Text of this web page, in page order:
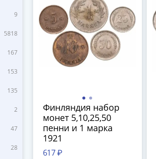
9
5818
167
153
135
2
47
28
Финляндия набор
монет 5,10,25,50
пенни и 1 марка
1921
617 ₽